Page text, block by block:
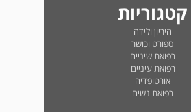
קטגוריות
היריון ולידה
ספורט וכושר
רפואת שיניים
רפואת עיניים
אורטופדיה
רפואת נשים